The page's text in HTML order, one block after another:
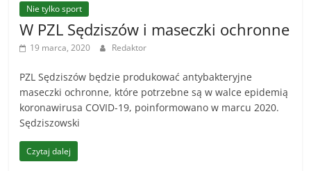
Nie tylko sport
W PZL Sędziszów i maseczki ochronne
19 marca, 2020 Redaktor
PZL Sędziszów będzie produkować antybakteryjne
maseczki ochronne, które potrzebne są w walce epidemią
koronawirusa COVID-19, poinformowano w marcu 2020.
Sędziszowski
Czytaj dalej